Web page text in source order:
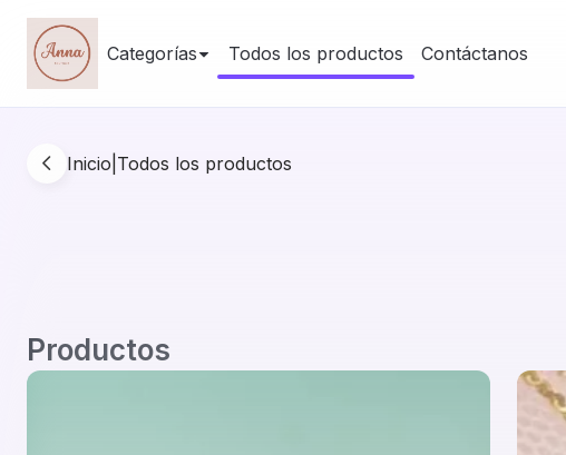
Categorías Todos los productos Contáctanos
Inicio Todos los productos
Productos